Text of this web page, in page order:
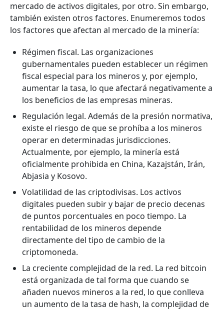
mercado de activos digitales, por otro. Sin embargo,
también existen otros factores. Enumeremos todos
los factores que afectan al mercado de la minería:
Régimen fiscal. Las organizaciones
gubernamentales pueden establecer un régimen
fiscal especial para los mineros y, por ejemplo,
aumentar la tasa, lo que afectará negativamente a
los beneficios de las empresas mineras.
Regulación legal. Además de la presión normativa,
existe el riesgo de que se prohíba a los mineros
operar en determinadas jurisdicciones.
Actualmente, por ejemplo, la minería está
oficialmente prohibida en China, Kazajstán, Irán,
Abjasia y Kosovo.
Volatilidad de las criptodivisas. Los activos
digitales pueden subir y bajar de precio decenas
de puntos porcentuales en poco tiempo. La
rentabilidad de los mineros depende
directamente del tipo de cambio de la
criptomoneda.
La creciente complejidad de la red. La red bitcoin
está organizada de tal forma que cuando se
añaden nuevos mineros a la red, lo que conlleva
un aumento de la tasa de hash, la complejidad de